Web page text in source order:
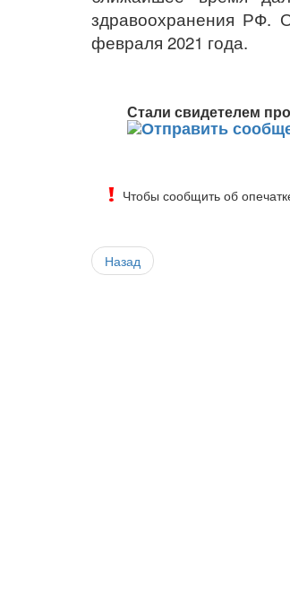
здравоохранения РФ.
февраля 2021 года.
Стали свидетелем
Чтобы сообщить об
Назад